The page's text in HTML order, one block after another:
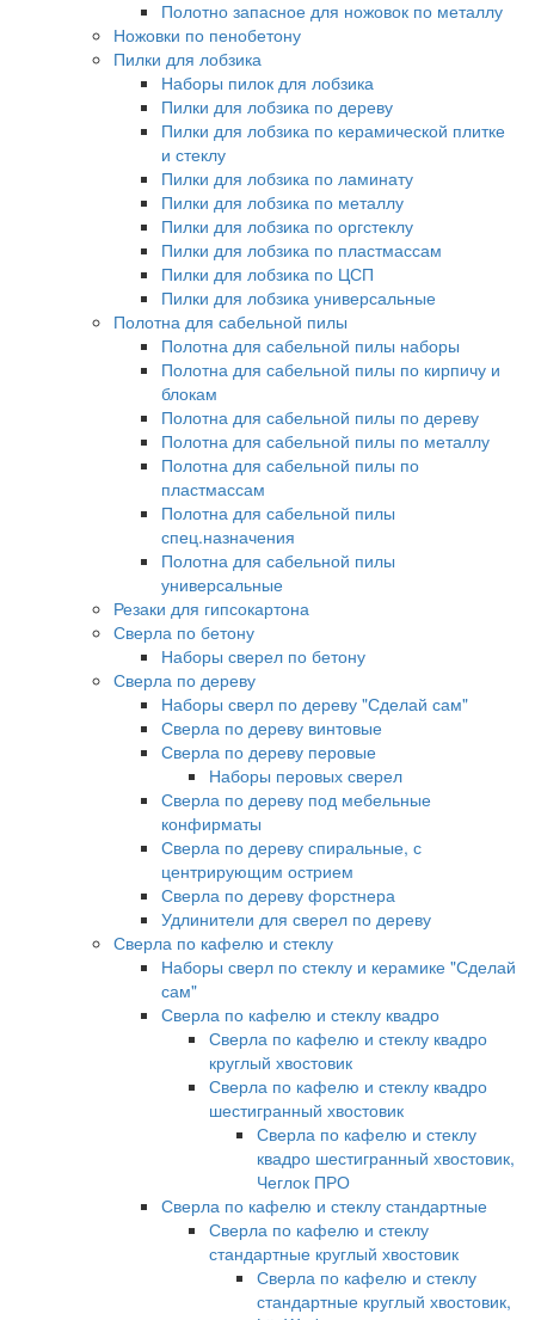
Полотно запасное для ножовок по металлу
Ножовки по пенобетону
Пилки для лобзика
Наборы пилок для лобзика
Пилки для лобзика по дереву
Пилки для лобзика по керамической плитке
и стеклу
Пилки для лобзика по ламинату
Пилки для лобзика по металлу
Пилки для лобзика по оргстеклу
Пилки для лобзика по пластмассам
Пилки для лобзика по ЦСП
Пилки для лобзика универсальные
Полотна для сабельной пилы
Полотна для сабельной пилы наборы
Полотна для сабельной пилы по кирпичу и
блокам
Полотна для сабельной пилы по дереву
Полотна для сабельной пилы по металлу
Полотна для сабельной пилы по
пластмассам
Полотна для сабельной пилы
спец.назначения
Полотна для сабельной пилы
универсальные
Резаки для гипсокартона
Сверла по бетону
Наборы сверел по бетону
Сверла по дереву
Наборы сверл по дереву "Сделай сам"
Сверла по дереву винтовые
Сверла по дереву перовые
Наборы перовых сверел
Сверла по дереву под мебельные
конфирматы
Сверла по дереву спиральные, с
центрирующим острием
Сверла по дереву форстнера
Удлинители для сверел по дереву
Сверла по кафелю и стеклу
Наборы сверл по стеклу и керамике "Сделай
сам"
Сверла по кафелю и стеклу квадро
Сверла по кафелю и стеклу квадро
круглый хвостовик
Сверла по кафелю и стеклу квадро
шестигранный хвостовик
Сверла по кафелю и стеклу
квадро шестигранный хвостовик,
Чеглок ПРО
Сверла по кафелю и стеклу стандартные
Сверла по кафелю и стеклу
стандартные круглый хвостовик
Сверла по кафелю и стеклу
стандартные круглый хвостовик,